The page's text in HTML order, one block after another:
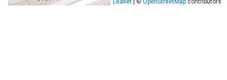
Leaflet| © OpenStreetMapcontributors